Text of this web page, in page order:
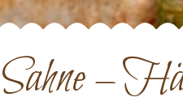
Sahne –